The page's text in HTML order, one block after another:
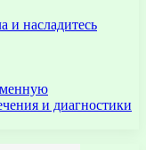
и насладитесь
и диагностики